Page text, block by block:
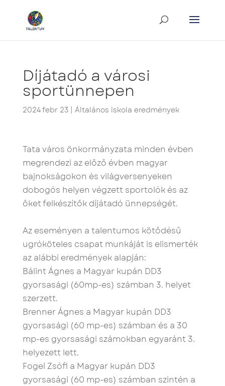
Díjátadó a városi
sportünnepen
2024 febr 23| Általános iskola eredmények
Tata város önkormányzata minden évben
megrendezi az előző évben magyar
bajnokságokon és világversenyeken
dobogós helyen végzett sportolók és az
őket felkészítők díjátadó ünnepségét.
Az eseményen a talentumos kötődésű
ugróköteles csapat munkáját is elismerték
az alábbi eredmények alapján:
Bálint Ágnes a Magyar kupán DD3
gyorsasági (60mp-es) számban 3. helyet
szerzett.
Brenner Ágnes a Magyar kupán DD3
gyorsasági (60 mp-es) számban és a 30
mp-es gyorsasági számokban egyaránt 3.
helyezett lett.
Fogel Zsófi a Magyar kupán DD3
gyorsasági (60 mp-es) számban szintén a